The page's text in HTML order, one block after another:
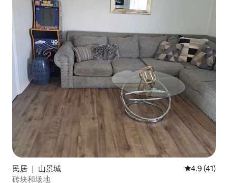
民居 ｜ 山景城 平均评分
4.9 (41)
砖块和场地